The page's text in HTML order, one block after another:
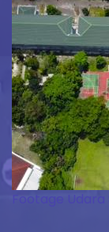
Footage Udara